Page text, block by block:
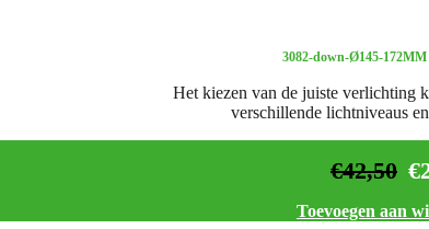
3082-down-Ø145-
Het kiezen van de juiste verlichting
verschillende lichtniveaus
€
€42,50
Toevoegen aan